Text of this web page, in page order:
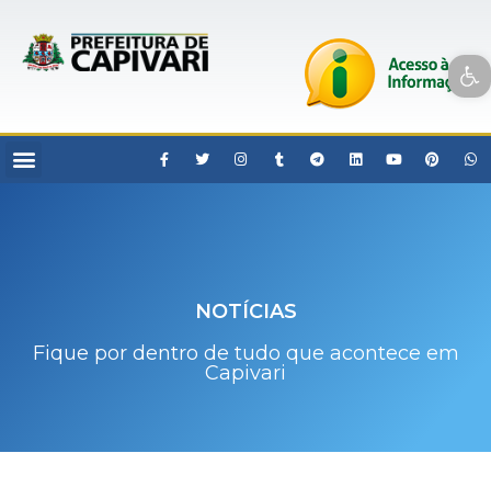
Open toolbar
NOTÍCIAS
Fique por dentro de tudo que acontece em
Capivari